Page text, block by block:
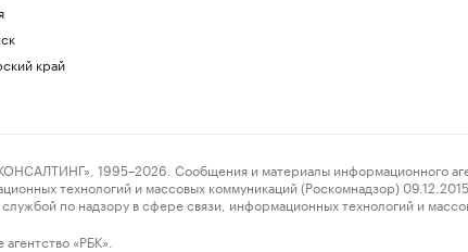
край
1995–2026. Сообщения и материалы информационного
технологий и массовых коммуникаций (Роскомнадзор)
по надзору в сфере связи, информационных технологий и
«РБК».